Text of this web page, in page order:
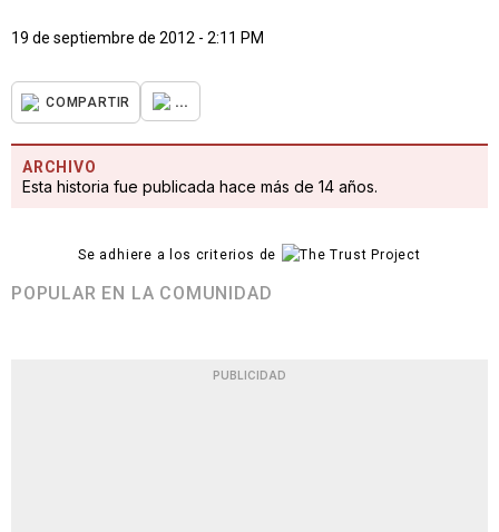
19 de septiembre de 2012 - 2:11 PM
COMPARTIR ...
ARCHIVO
Esta historia fue publicada hace más de 14 años.
Se adhiere a los criterios de
POPULAR EN LA COMUNIDAD
PUBLICIDAD